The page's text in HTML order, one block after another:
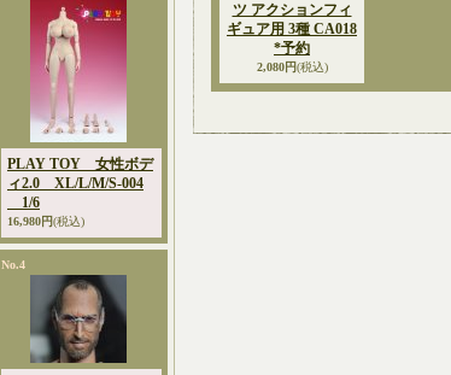
PLAY TOY 女性ボデ
ィ2.0 XL/L/M/S-004
1/6
16,980円(税込)
No.4
ツ アクションフィ
ギュア用 3種 CA018
*予約
2,080円(税込)